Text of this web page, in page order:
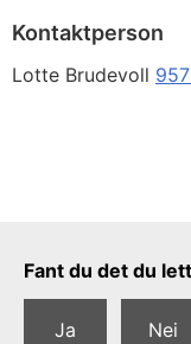
Kontaktperson
Lotte Brudevoll
Fant du det du
Ja Nei